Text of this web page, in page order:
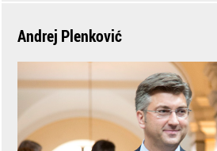
Andrej Plenković